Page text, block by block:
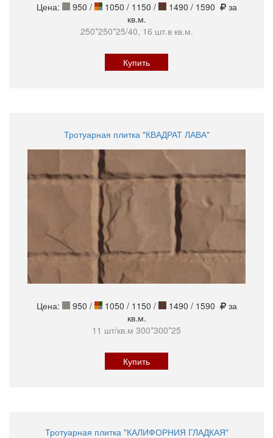
Цена: 950 / 1050 / 1150 / 1490 / 1590
за
кв.м.
250*250*25/40, 16 шт.в кв.м.
Купить
Тротуарная плитка "КВАДРАТ ЛАВА"
Цена: 950 / 1050 / 1150 / 1490 / 1590
за
кв.м.
11 шт/кв.м 300*300*25
Купить
Тротуарная плитка "КАЛИФОРНИЯ ГЛАДКАЯ"